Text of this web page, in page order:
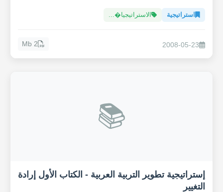
استراتيجية الاستراتيجيا�...
2008-05-23
2 Mb
📚
إستراتيجية تطوير التربية العربية - الكتاب الأول إرادة
التغيير